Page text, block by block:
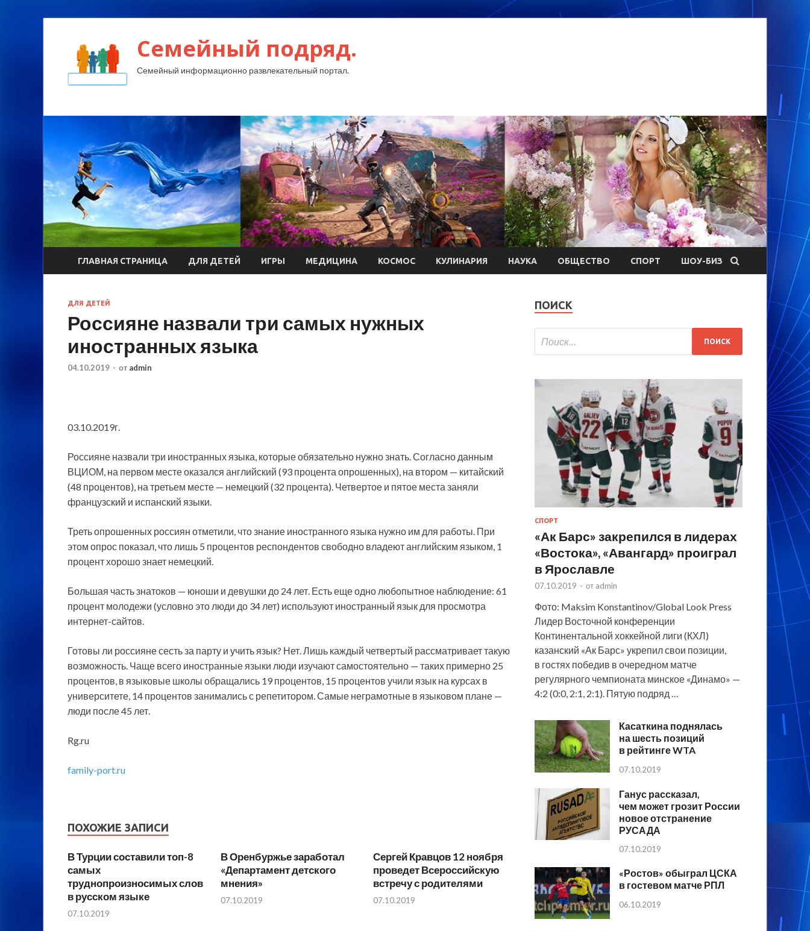
Семейный подряд.
Семейный информационно развлекательный портал.
ГЛАВНАЯ СТРАНИЦА ДЛЯ ДЕТЕЙ ИГРЫ МЕДИЦИНА КОСМОС КУЛИНАРИЯ НАУКА ОБЩЕСТВО СПОРТ ШОУ-БИЗ
ДЛЯ ДЕТЕЙ
Россияне назвали три самых нужных
иностранных языка
04.10.2019 - от admin
03.10.2019г.
Россияне назвали три иностранных языка, которые обязательно нужно знать. Согласно данным
ВЦИОМ, на первом месте оказался английский (93 процента опрошенных), на втором — китайский
(48 процентов), на третьем месте — немецкий (32 процента) . Четвертое и пятое места заняли
французский и испанский языки.
Треть опрошенных россиян отметили, что знание иностранного языка нужно им для работы. При
этом опрос показал, что лишь 5 процентов респондентов свободно владеют английским языком, 1
процент хорошо знает немецкий.
Большая часть знатоков — юноши и девушки до 24 лет. Есть еще одно любопытное наблюдение: 61
процент молодежи (условно это люди до 34 лет) используют иностранный язык для просмотра
интернет-сайтов.
Готовы ли россияне сесть за парту и учить язык? Нет. Лишь каждый четвертый рассматривает такую
возможность. Чаще всего иностранные языки люди изучают самостоятельно — таких примерно 25
процентов, в языковые школы обращались 19 процентов, 15 процентов учили язык на курсах в
университете, 14 процентов занимались с репетитором. Самые неграмотные в языковом плане —
люди после 45 лет.
Rg.ru
family-port.ru
ПОХОЖИЕ ЗАПИСИ
В Турции составили топ-8
самых
труднопроизносимых слов
в русском языке
07.10.2019
В Оренбуржье заработал
«Департамент детского
мнения»
07.10.2019
Сергей Кравцов 12 ноября
проведет Всероссийскую
встречу с родителями
07.10.2019
ПОИСК
СПОРТ
«Ак Барс» закрепился в лидерах
«Востока», «Авангард» проиграл
в Ярославле
07.10.2019 - от admin
Фото: Maksim Konstantinov/Global Look Press
Лидер Восточной конференции
Континентальной хоккейной лиги (КХЛ)
казанский «Ак Барс» укрепил свои позиции,
в гостях победив в очередном матче
регулярного чемпионата минское «Динамо» —
4:2 (0:0, 2:1, 2:1). Пятую подряд …
Касаткина поднялась
на шесть позиций
в рейтинге WTA
07.10.2019
Ганус рассказал,
чем может грозит России
новое отстранение
РУСАДА
07.10.2019
«Ростов» обыграл ЦСКА
в гостевом матче РПЛ
06.10.2019